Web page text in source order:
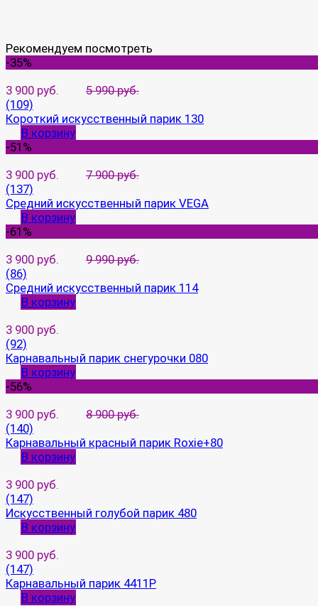
Рекомендуем посмотреть
-35%
3 900 руб.
5 990 руб.
(109)
Короткий искусственный парик 130
В корзину
-51%
3 900 руб.
7 900 руб.
(137)
Средний искусственный парик VEGA
В корзину
-61%
3 900 руб.
9 990 руб.
(86)
Средний искусственный парик 114
В корзину
3 900 руб.
(92)
Карнавальный парик снегурочки 080
В корзину
-56%
3 900 руб.
8 900 руб.
(140)
Карнавальный красный парик Roxie+80
В корзину
3 900 руб.
(147)
Искусственный голубой парик 480
В корзину
3 900 руб.
(147)
Карнавальный парик 4411P
В корзину